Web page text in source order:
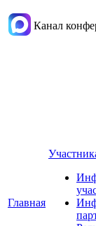
Канал
Главная